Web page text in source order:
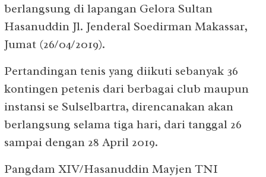
berlangsung di lapangan Gelora Sultan
Hasanuddin Jl. Jenderal Soedirman Makassar,
Jumat (26/04/2019).
Pertandingan tenis yang diikuti sebanyak 36
kontingen petenis dari berbagai club maupun
instansi se Sulselbartra, direncanakan akan
berlangsung selama tiga hari, dari tanggal 26
sampai dengan 28 April 2019.
Pangdam XIV/Hasanuddin Mayjen TNI